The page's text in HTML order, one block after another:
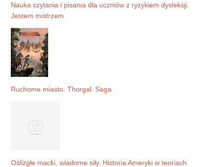
Nauka czytania i pisania dla uczniów z ryzykiem dysleksji.
Jestem mistrzem
Ruchome miasto. Thorgal. Saga
Oślizgłe macki, wiadome siły. Historia Ameryki w teoriach